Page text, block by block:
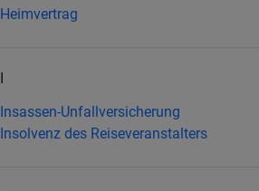
Heimvertrag
I
Insassen-Unfallversicherung
Insolvenz des Reiseveranstalters